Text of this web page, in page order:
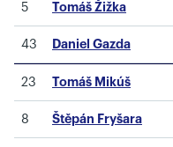
5 Tomáš Žižka
43 Daniel Gazda
23 Tomáš Mikúš
8 Štěpán Fryšara